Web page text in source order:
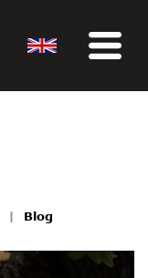
Blog